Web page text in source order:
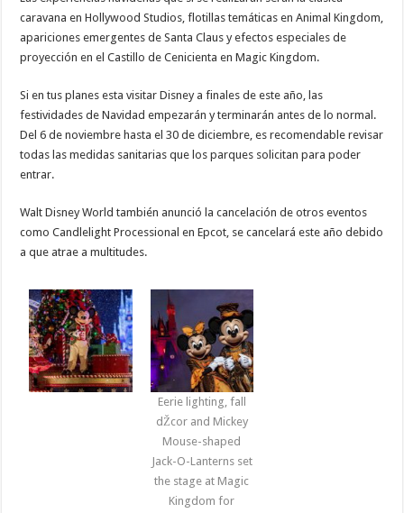
caravana en Hollywood Studios, flotillas temáticas en Animal Kingdom,
apariciones emergentes de Santa Claus y efectos especiales de
proyección en el Castillo de Cenicienta en Magic Kingdom.
Si en tus planes esta visitar Disney a finales de este año, las
festividades de Navidad empezarán y terminarán antes de lo normal.
Del 6 de noviembre hasta el 30 de diciembre, es recomendable revisar
todas las medidas sanitarias que los parques solicitan para poder
entrar.
Walt Disney World también anunció la cancelación de otros eventos
como Candlelight Processional en Epcot, se cancelará este año debido
a que atrae a multitudes.
Eerie lighting, fall
dŽcor and Mickey
Mouse-shaped
Jack-O-Lanterns set
the stage at Magic
Kingdom for